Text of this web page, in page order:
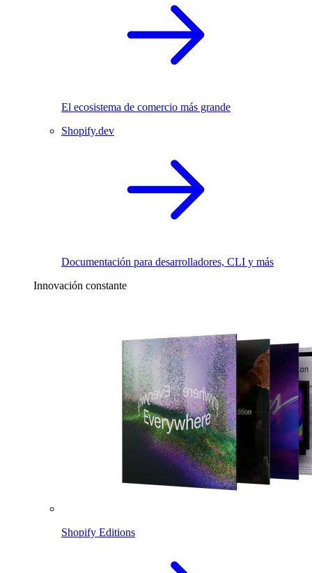
El ecosistema de comercio más grande
Shopify.dev
Documentación para desarrolladores, CLI y más
Innovación constante
Shopify Editions